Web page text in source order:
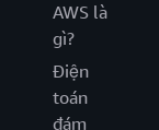
AWS là
gì?
Điện
toán
đám